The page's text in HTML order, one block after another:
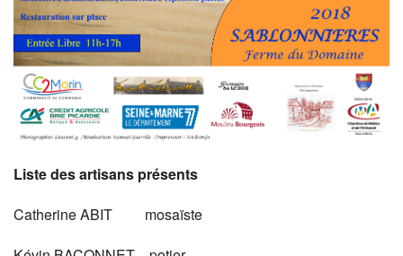
Liste des artisans présents
Catherine ABIT mosaïste